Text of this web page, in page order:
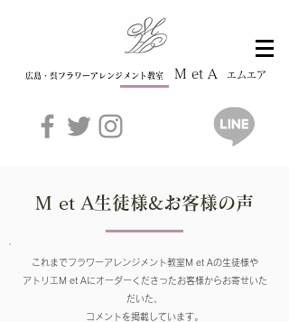
広島・呉フラワーアレンジメント教室 M et A エムエア
M et A生徒様&お客様の声
これまでフラワーアレンジメント教室M et Aの生徒様や
アトリエM et Aにオーダーくださったお客様からお寄せいた
だいた、
​コメントを掲載しています。